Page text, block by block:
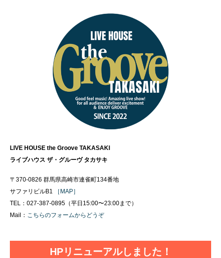
LIVE HOUSE the Groove TAKASAKI
ライブハウス ザ・グルーヴ タカサキ
〒370-0826 群馬県高崎市連雀町134番地
サファリビルB1
［MAP］
TEL：027-387-0895（平日15:00〜23:00まで）
Mail： こちらのフォームからどうぞ
HPリニューアルしました！